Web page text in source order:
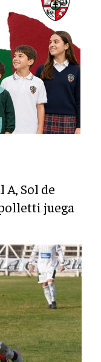
A, Sol de
juega